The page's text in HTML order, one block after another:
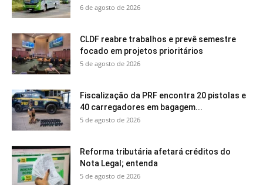
6 de agosto de 2026
CLDF reabre trabalhos e prevê semestre
focado em projetos prioritários
5 de agosto de 2026
Fiscalização da PRF encontra 20 pistolas e
40 carregadores em bagagem...
5 de agosto de 2026
Reforma tributária afetará créditos do
Nota Legal; entenda
5 de agosto de 2026